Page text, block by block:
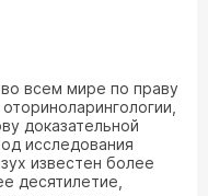
всем мире по праву
доказательной
исследования
известен более
десятилетие,